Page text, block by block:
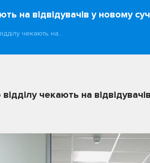
на відвідувачів у новому
чекають на…
чекають на